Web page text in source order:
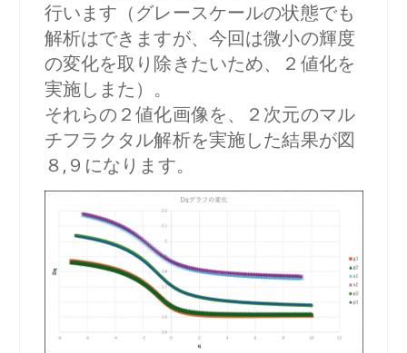
行います（グレースケールの状態でも
解析はできますが、今回は微小の輝度
の変化を取り除きたいため、２値化を
実施しまた）。
それらの２値化画像を、２次元のマル
チフラクタル解析を実施した結果が図
８,９になります。